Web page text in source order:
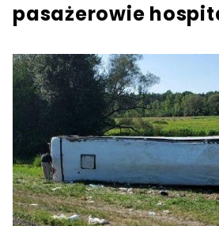
pasażerowie